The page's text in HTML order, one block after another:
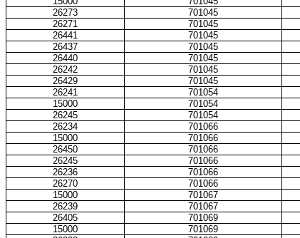
26273
701045
26271
701045
26441
701045
26437
701045
26440
701045
26242
701045
26429
701045
26241
701054
15000
701054
26245
701054
26234
701066
15000
701066
26450
701066
26245
701066
26236
701066
26270
701066
15000
701067
26239
701067
26405
701069
15000
701069